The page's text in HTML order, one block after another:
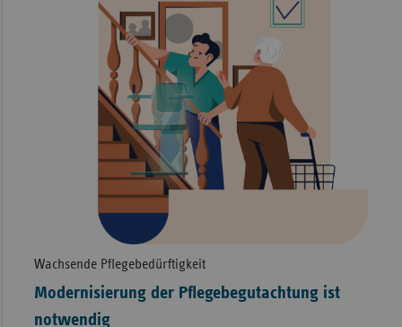
Wachsende Pflegebedürftigkeit
Modernisierung der Pflegebegutachtung ist
notwendig